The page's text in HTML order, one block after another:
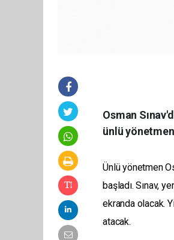
Osman
ünlü
Ünlü yönetmen
başladı. Sınav,
ekranda olacak.
atacak.